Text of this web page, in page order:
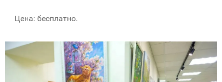
Цена: бесплатно.